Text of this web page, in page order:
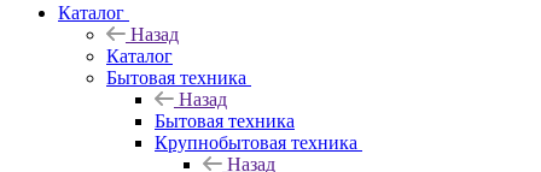
Каталог
Назад
Каталог
Бытовая техника
Назад
Бытовая техника
Крупнобытовая техника
Назад